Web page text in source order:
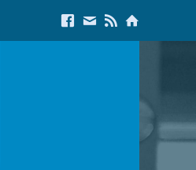
Link to Facebook
E-Mail us
Link to RSS Feed
Link to